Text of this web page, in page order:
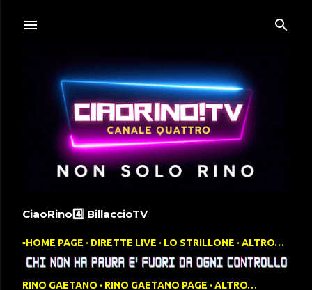
CiaoRino4️⃣ BillaccioTV
▫️HOME PAGE DIRETTE LIVE LO STRILLONE ALTRO…
RINO GAETANO RINO GAETANO PAGE ALTRO…